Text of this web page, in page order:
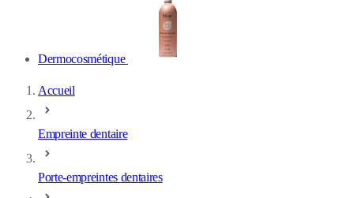
Dermocosmétique
Accueil
Empreinte dentaire
Porte-empreintes dentaires